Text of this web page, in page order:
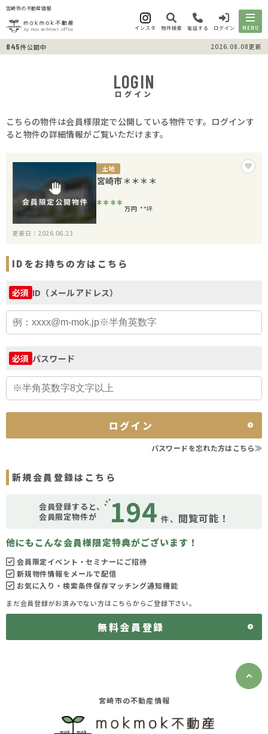
宮崎市の不動産情報
インスタ 物件検索 電話する ログイン MENU
845件公開中 2026.08.08更新
LOGIN
ログイン
こちらの物件は会員様限定で公開している物件です。ログインす
ると物件の詳細情報がご覧いただけます。
更新日：2026.06.23
土地
宮崎市＊＊＊＊
**** 万円 **坪
IDをお持ちの方はこちら
必須 ID（メールアドレス）
必須 パスワード
ログイン
パスワードを忘れた方はこちら≫
新規会員登録はこちら
会員登録すると、
会員限定物件が
194 件、 閲覧可能！
他にもこんな会員様限定特典がございます！
会員限定イベント・セミナーにご招待
新規物件情報をメールで配信
お気に入り・検索条件保存マッチング通知機能
まだ会員登録がお済みでない方はこちらからご登録下さい。
無料会員登録
宮崎市の不動産情報